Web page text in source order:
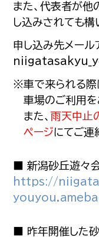
また、代表者が他
し込みされても構
申し込み先メール
※車で来られる際
車場のご利用を
また、雨天中止
ページにてご連
■ 新潟砂丘遊々
https://
■ 昨年開催した